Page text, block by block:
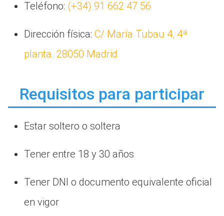
Teléfono: (+34) 91 662 47 56
Dirección física: C/ María Tubau 4, 4ª
planta. 28050 Madrid
Requisitos para participar
Estar soltero o soltera
Tener entre 18 y 30 años
Tener DNI o documento equivalente oficial
en vigor